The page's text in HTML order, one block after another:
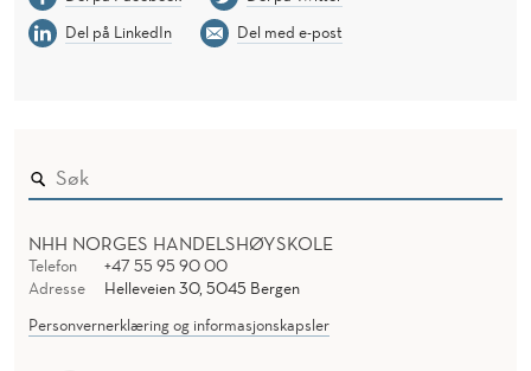
Del på LinkedIn
Del med e-post
NHH NORGES HANDELSHØYSKOLE
Telefon
+47 55 95 90 00
Adresse
Helleveien 30, 5045 Bergen
Personvernerklæring og informasjonskapsler